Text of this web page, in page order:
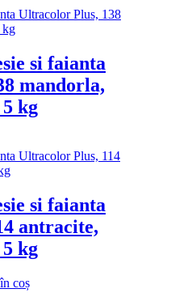
si faianta
mandorla,
kg
si faianta
antracite,
kg
coș